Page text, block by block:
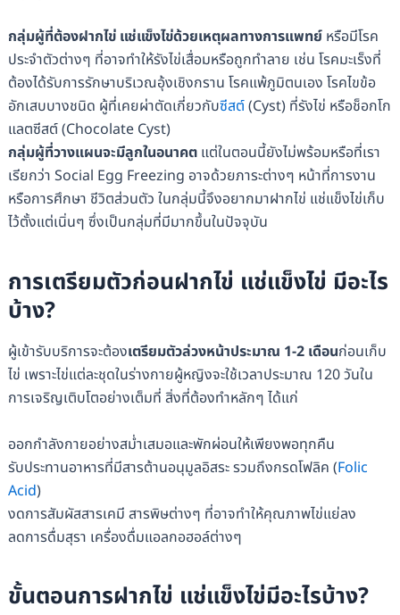
กลุ่มผู้ที่ต้องฝากไข่ แช่แข็งไข่ด้วยเหตุผลทางการแพทย์หรือมีโรค
ประจำตัวต่างๆ ที่อาจทำให้รังไข่เสื่อมหรือถูกทำลาย เช่น โรคมะเร็งที่
ต้องได้รับการรักษาบริเวณอุ้งเชิงกราน โรคแพ้ภูมิตนเอง โรคไขข้อ
อักเสบบางชนิด ผู้ที่เคยผ่าตัดเกี่ยวกับซีสต์(Cyst) ที่รังไข่ หรือช็อกโก
แลตซีสต์ (Chocolate Cyst)
กลุ่มผู้ที่วางแผนจะมีลูกในอนาคตแต่ในตอนนี้ยังไม่พร้อมหรือที่เรา
เรียกว่า Social Egg Freezing อาจด้วยภาระต่างๆ หน้าที่การงาน
หรือการศึกษา ชีวิตส่วนตัว ในกลุ่มนี้จึงอยากมาฝากไข่ แช่แข็งไข่เก็บ
ไว้ตั้งแต่เนิ่นๆ ซึ่งเป็นกลุ่มที่มีมากขึ้นในปัจจุบัน
การเตรียมตัวก่อนฝากไข่ แช่แข็งไข่ มีอะไร
บ้าง?
ผู้เข้ารับบริการจะต้องเตรียมตัวล่วงหน้าประมาณ 1-2 เดือนก่อนเก็บ
ไข่ เพราะไข่แต่ละชุดในร่างกายผู้หญิงจะใช้เวลาประมาณ 120 วันใน
การเจริญเติบโตอย่างเต็มที่ สิ่งที่ต้องทำหลักๆ ได้แก่
ออกกำลังกายอย่างสม่ำเสมอและพักผ่อนให้เพียงพอทุกคืน
รับประทานอาหารที่มีสารต้านอนุมูลอิสระ รวมถึงกรดโฟลิค (Folic
Acid)
งดการสัมผัสสารเคมี สารพิษต่างๆ ที่อาจทำให้คุณภาพไข่แย่ลง
ลดการดื่มสุรา เครื่องดื่มแอลกอฮอล์ต่างๆ
ขั้นตอนการฝากไข่ แช่แข็งไข่มีอะไรบ้าง?